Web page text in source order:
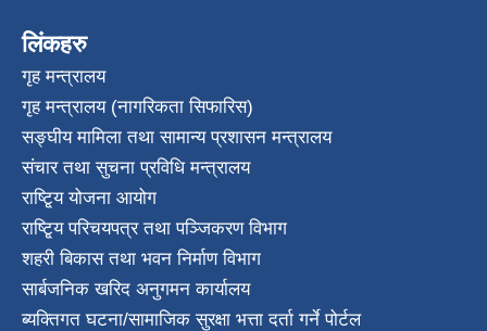
लिंकहरु
गृह मन्त्रालय
गृह मन्त्रालय (नागरिकता सिफारिस)
सङ्घीय मामिला तथा सामान्य प्रशासन मन्त्रालय
संचार तथा सुचना प्रविधि मन्त्रालय
राष्टि्ृय योजना आयोग
राष्टि्ृय परिचयपत्र तथा पञ्जिकरण विभाग
शहरी बिकास तथा भवन निर्माण विभाग
सार्बजनिक खरिद अनुगमन कार्यालय
ब्यक्तिगत घटना/सामाजिक सुरक्षा भत्ता दर्ता गर्ने पोर्टल